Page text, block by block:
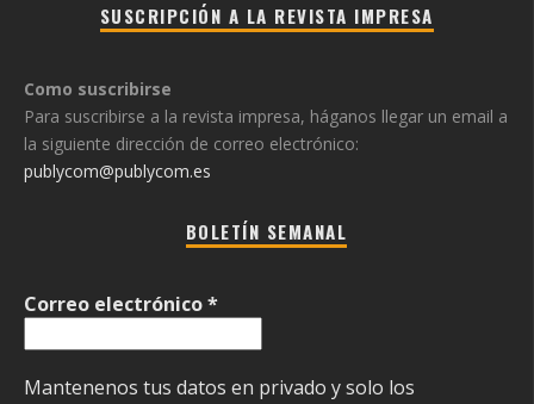
SUSCRIPCIÓN A LA REVISTA IMPRESA
Como suscribirse
Para suscribirse a la revista impresa, háganos llegar un email a
la siguiente dirección de correo electrónico:
publycom@publycom.es
BOLETÍN SEMANAL
Correo electrónico*
Mantenenos tus datos en privado y solo los